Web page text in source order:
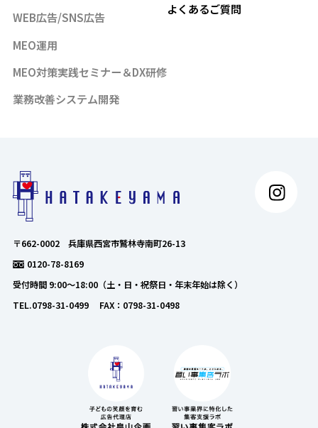
WEB広告/SNS広告
MEO運用
MEO対策実践セミナー＆DX研修
業務改善システム開発
よくあるご質問
〒662-0002 兵庫県西宮市鷲林寺南町26-13
0120-78-8169
受付時間 9:00～18:00（土・日・祝祭日・年末年始は除く）
TEL.0798-31-0499 FAX：0798-31-0498